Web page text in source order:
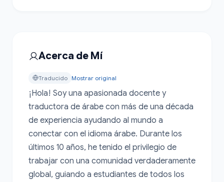
Acerca de Mí
Traducido Mostrar original
¡Hola! Soy una apasionada docente y
traductora de árabe con más de una década
de experiencia ayudando al mundo a
conectar con el idioma árabe. Durante los
últimos 10 años, he tenido el privilegio de
trabajar con una comunidad verdaderamente
global, guiando a estudiantes de todos los